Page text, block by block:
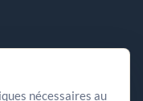
nécessaires au